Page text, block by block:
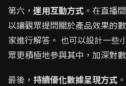
第六， 運用互動方式 。在直播
以讓觀眾提問關於產品效果的
家進行解答。 也可以設計一些
眾更積極地參與其中，加深對
最後， 持續優化數據呈現方式